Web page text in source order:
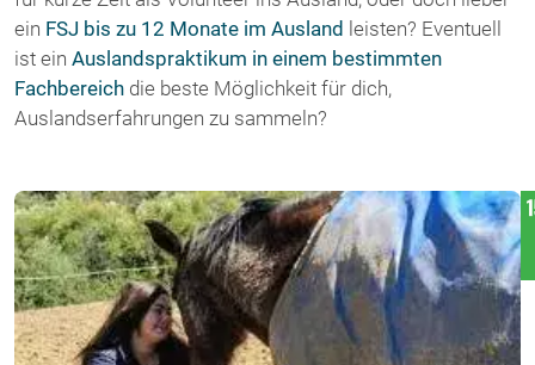
ein FSJ bis zu 12 Monate im Ausland leisten? Eventuell
ist ein Auslandspraktikum in einem bestimmten
Fachbereich die beste Möglichkeit für dich,
Auslandserfahrungen zu sammeln?